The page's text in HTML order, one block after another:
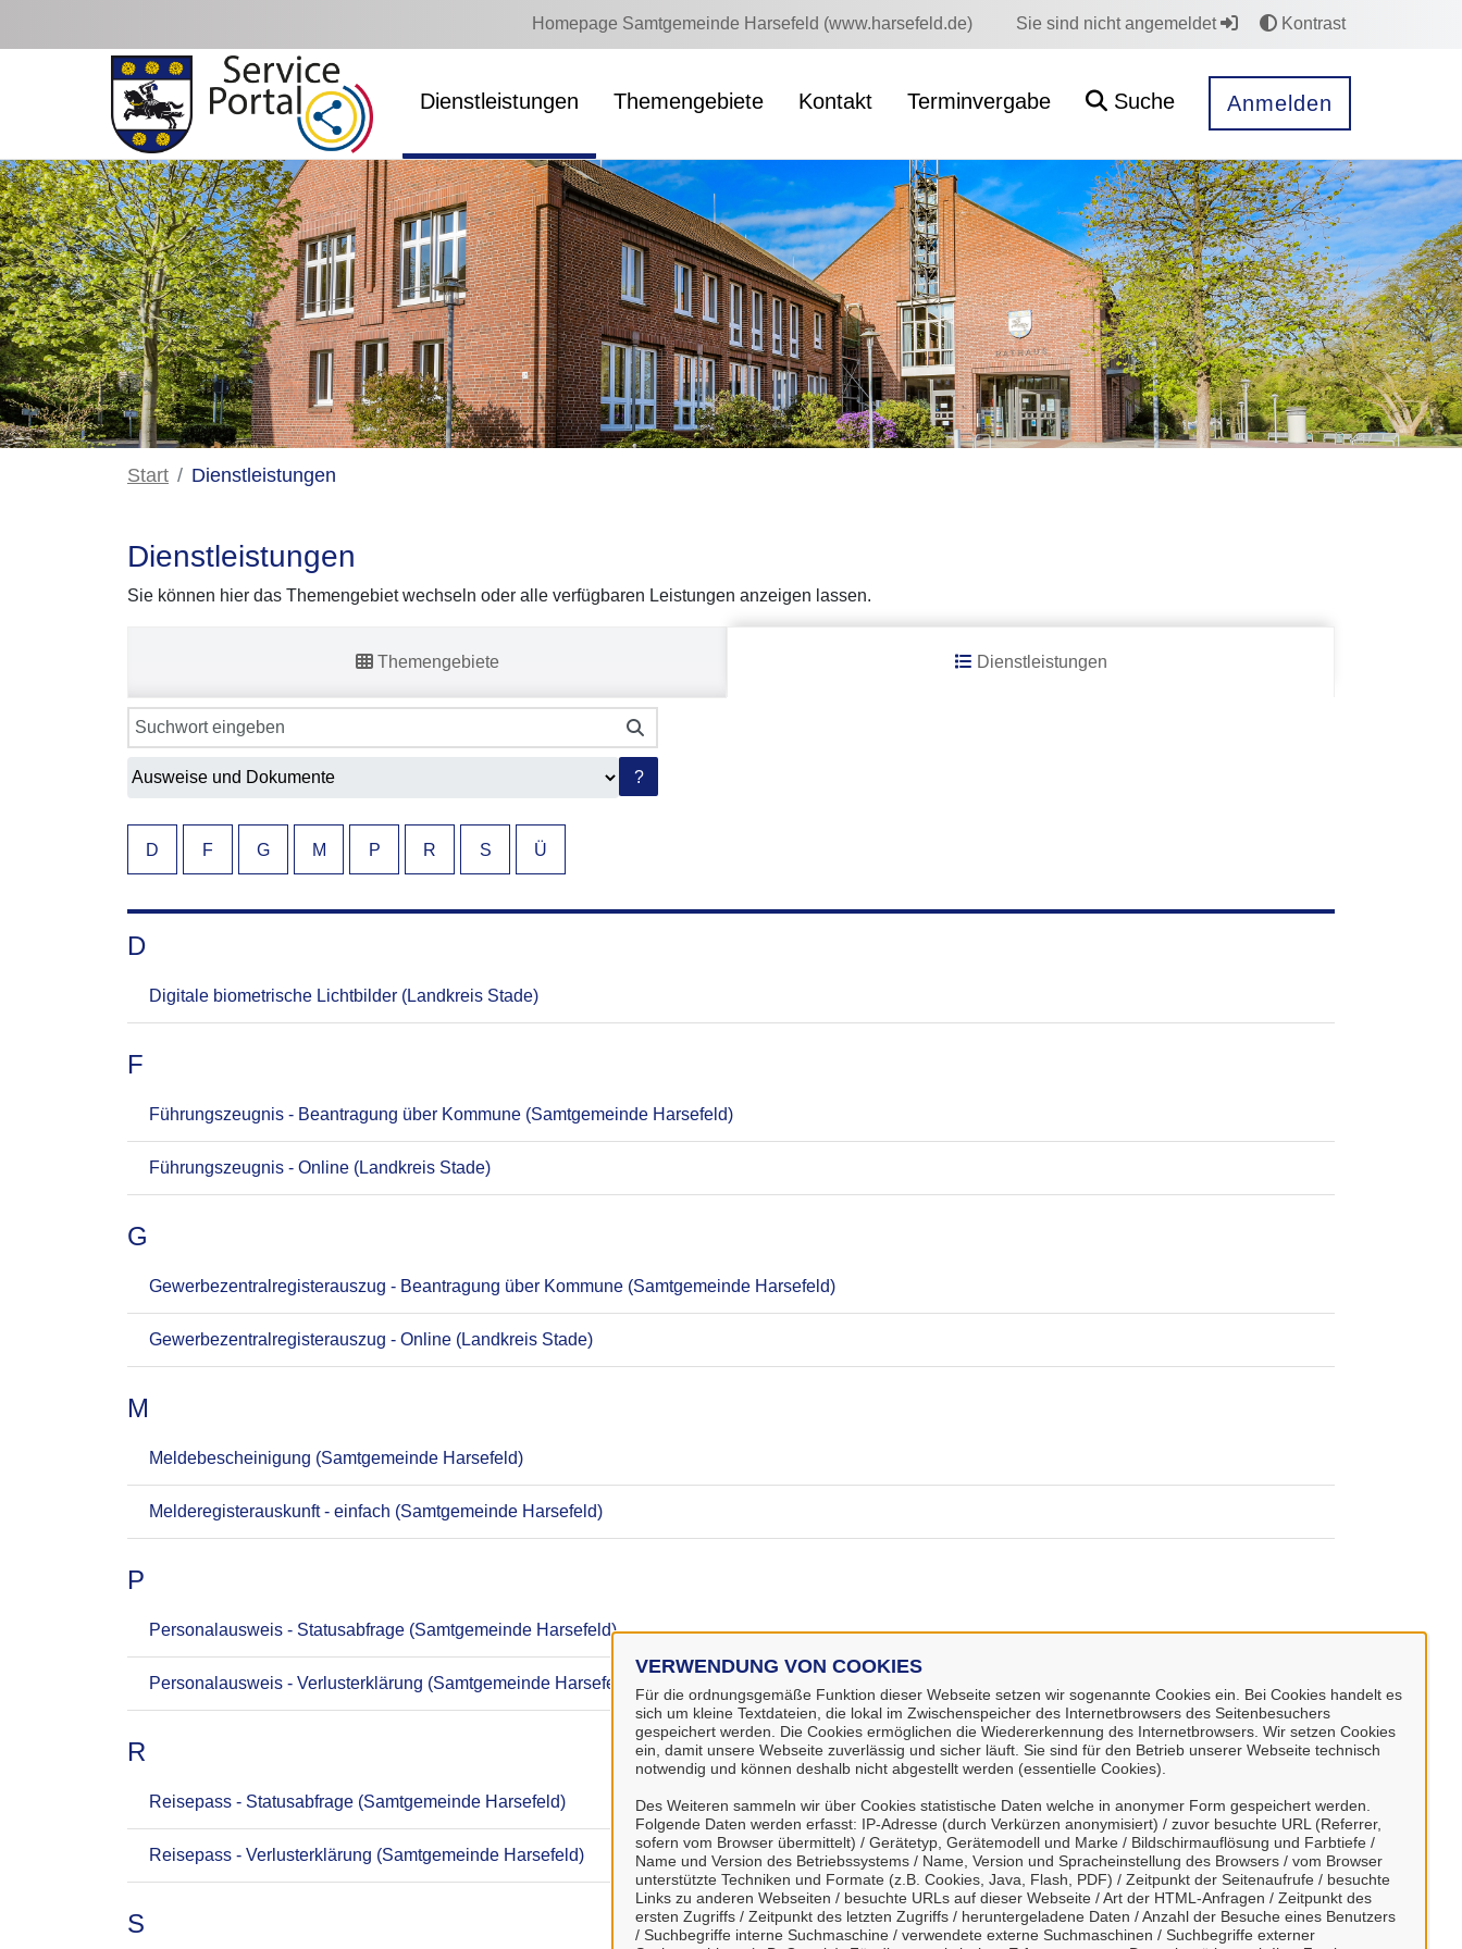
VERWENDUNG VON COOKIES
Für die ordnungsgemäße Funktion dieser Webseite setzen wir sogenannte Cookies ein. Bei Cookies handelt es
sich um kleine Textdateien, die lokal im Zwischenspeicher des Internetbrowsers des Seitenbesuchers
gespeichert werden. Die Cookies ermöglichen die Wiedererkennung des Internetbrowsers. Wir setzen Cookies
ein, damit unsere Webseite zuverlässig und sicher läuft. Sie sind für den Betrieb unserer Webseite technisch
notwendig und können deshalb nicht abgestellt werden (essentielle Cookies).
Des Weiteren sammeln wir über Cookies statistische Daten welche in anonymer Form gespeichert werden.
Folgende Daten werden erfasst: IP-Adresse (durch Verkürzen anonymisiert) / zuvor besuchte URL (Referrer,
sofern vom Browser übermittelt) / Gerätetyp, Gerätemodell und Marke / Bildschirmauflösung und Farbtiefe /
Name und Version des Betriebssystems / Name, Version und Spracheinstellung des Browsers / vom Browser
unterstützte Techniken und Formate (z.B. Cookies, Java, Flash, PDF) / Zeitpunkt der Seitenaufrufe / besuchte
Links zu anderen Webseiten / besuchte URLs auf dieser Webseite / Art der HTML-Anfragen / Zeitpunkt des
ersten Zugriffs / Zeitpunkt des letzten Zugriffs / heruntergeladene Daten / Anzahl der Besuche eines Benutzers
/ Suchbegriffe interne Suchmaschine / verwendete externe Suchmaschinen / Suchbegriffe externer
Homepage Samtgemeinde Harsefeld (www.harsefeld.de) Sie sind nicht angemeldet Kontrast
Dienstleistungen Themengebiete Kontakt Terminvergabe Suche Anmelden
Start Dienstleistungen
Dienstleistungen
Sie können hier das Themengebiet wechseln oder alle verfügbaren Leistungen anzeigen lassen.
Themengebiete Dienstleistungen
?
D F G M P R S Ü
D
Digitale biometrische Lichtbilder (Landkreis Stade)
F
Führungszeugnis - Beantragung über Kommune (Samtgemeinde Harsefeld)
Führungszeugnis - Online (Landkreis Stade)
G
Gewerbezentralregisterauszug - Beantragung über Kommune (Samtgemeinde Harsefeld)
Gewerbezentralregisterauszug - Online (Landkreis Stade)
M
Meldebescheinigung (Samtgemeinde Harsefeld)
Melderegisterauskunft - einfach (Samtgemeinde Harsefeld)
P
Personalausweis - Statusabfrage (Samtgemeinde Harsefeld)
Personalausweis - Verlusterklärung (Samtgemeinde Harsefeld)
R
Reisepass - Statusabfrage (Samtgemeinde Harsefeld)
Reisepass - Verlusterklärung (Samtgemeinde Harsefeld)
S